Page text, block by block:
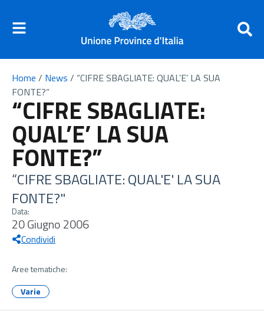
Home / News / “CIFRE SBAGLIATE: QUAL’E’ LA SUA
FONTE?”
“CIFRE SBAGLIATE:
QUAL’E’ LA SUA
FONTE?”
“CIFRE SBAGLIATE: QUAL'E' LA SUA
FONTE?"
Data:
20 Giugno 2006
Condividi
Aree tematiche:
Varie